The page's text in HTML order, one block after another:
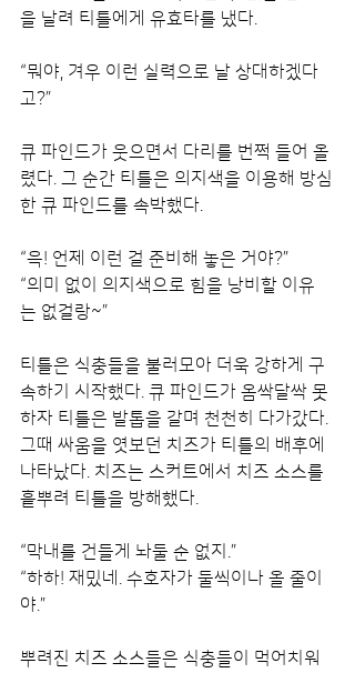
을 날려 티틀에게 유효타를 냈다.
“뭐야, 겨우 이런 실력으로 날 상대하겠다
고?”
큐 파인드가 웃으면서 다리를 번쩍 들어 올
렸다. 그 순간 티틀은 의지색을 이용해 방심
한 큐 파인드를 속박했다.
“윽! 언제 이런 걸 준비해 놓은 거야?”
“의미 없이 의지색으로 힘을 낭비할 이유
는 없걸랑~”
티틀은 식충들을 불러모아 더욱 강하게 구
속하기 시작했다. 큐 파인드가 옴싹달싹 못
하자 티틀은 발톱을 갈며 천천히 다가갔다.
그때 싸움을 엿보던 치즈가 티틀의 배후에
나타났다. 치즈는 스커트에서 치즈 소스를
흩뿌려 티틀을 방해했다.
“막내를 건들게 놔둘 순 없지.”
“하하! 재밌네. 수호자가 둘씩이나 올 줄이
야.”
뿌려진 치즈 소스들은 식충들이 먹어치워